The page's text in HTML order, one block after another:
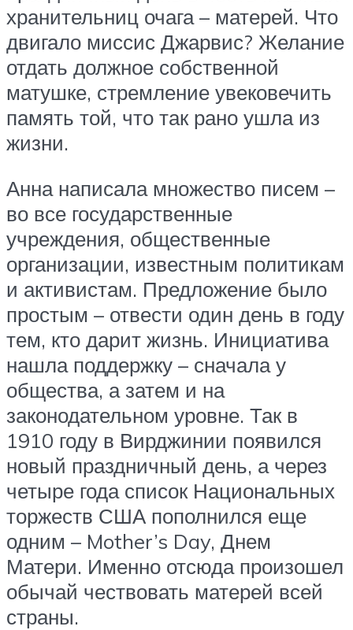
хранительниц очага – матерей. Что
двигало миссис Джарвис? Желание
отдать должное собственной
матушке, стремление увековечить
память той, что так рано ушла из
жизни.
Анна написала множество писем –
во все государственные
учреждения, общественные
организации, известным политикам
и активистам. Предложение было
простым – отвести один день в году
тем, кто дарит жизнь. Инициатива
нашла поддержку – сначала у
общества, а затем и на
законодательном уровне. Так в
1910 году в Вирджинии появился
новый праздничный день, а через
четыре года список Национальных
торжеств США пополнился еще
одним – Mother’s Day, Днем
Матери. Именно отсюда произошел
обычай чествовать матерей всей
страны.